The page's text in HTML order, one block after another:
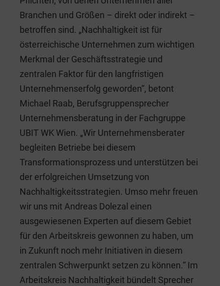
Branchen und Größen – direkt oder indirekt –
betroffen sind. „Nachhaltigkeit ist für
österreichische Unternehmen zum wichtigen
Merkmal der Geschäftsstrategie und
zentralen Faktor für den langfristigen
Unternehmenserfolg geworden“, betont
Michael Raab, Berufsgruppensprecher
Unternehmensberatung in der Fachgruppe
UBIT WK Wien. „Wir Unternehmensberater
begleiten Betriebe bei diesem
Transformationsprozess und unterstützen bei
der erfolgreichen Umsetzung von
Nachhaltigkeitsstrategien. Umso mehr freuen
wir uns mit Andreas Dolezal einen
ausgewiesenen Experten auf diesem Gebiet
für den Arbeitskreis gewonnen zu haben, um
in Zukunft noch mehr Initiativen in diesem
zentralen Schwerpunkt setzen zu können.“ Im
Arbeitskreis Nachhaltigkeit bündelt Sprecher